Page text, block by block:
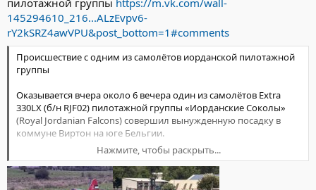
пилотажной группы https://m.vk.com/wall-
145294610_216...ALzEvpv6-
rY2kSRZ4awVPU&post_bottom=1#comments
Происшествие с одним из самолётов иорданской пилотажной
группы
Оказывается вчера около 6 вечера один из самолётов Extra
330LX (б/н RJF02) пилотажной группы «Иорданские Соколы»
(Royal Jordanian Falcons) совершил вынужденную посадку в
коммуне Виртон на юге Бельгии.
Двое пилотов получили серьезные травмы и были доставлены
в госпиталь.
Нажмите, чтобы раскрыть...